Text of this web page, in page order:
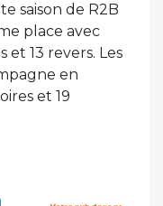
saison de R2B
place avec
et 13 revers. Les
en
et 19